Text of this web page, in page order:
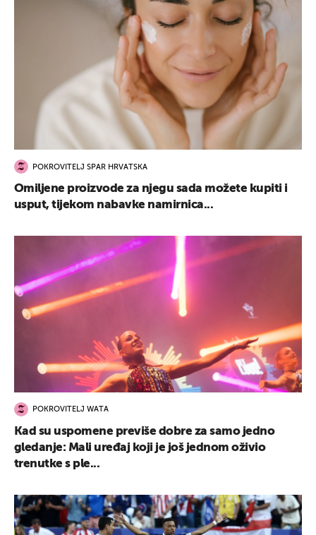
POKROVITELJ SPAR HRVATSKA
Omiljene proizvode za njegu sada možete kupiti i
usput, tijekom nabavke namirnica...
POKROVITELJ WATA
Kad su uspomene previše dobre za samo jedno
gledanje: Mali uređaj koji je još jednom oživio
trenutke s ple...